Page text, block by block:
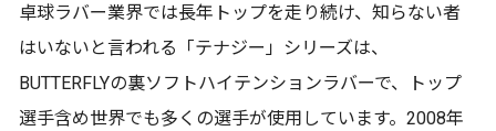
卓球ラバー業界では長年トップを走り続け、知らない者
はいないと言われる「テナジー」シリーズは、
BUTTERFLYの裏ソフトハイテンションラバーで、トップ
選手含め世界でも多くの選手が使用しています。2008年